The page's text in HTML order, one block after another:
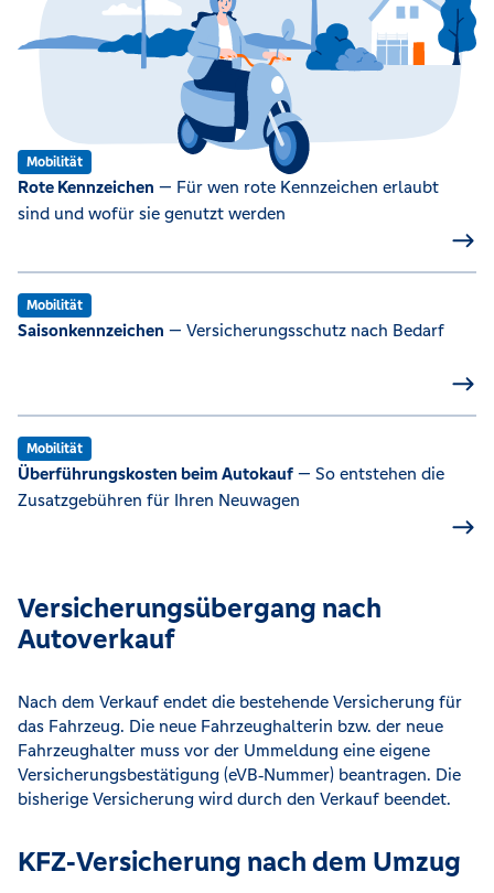
Mobilität
Rote Kennzeichen — Für wen rote Kennzeichen erlaubt
sind und wofür sie genutzt werden
Mobilität
Saisonkennzeichen — Versicherungsschutz nach Bedarf
Mobilität
Überführungskosten beim Autokauf — So entstehen die
Zusatzgebühren für Ihren Neuwagen
Versicherungsübergang nach
Autoverkauf
Nach dem Verkauf endet die bestehende Versicherung für
das Fahrzeug. Die neue Fahrzeughalterin bzw. der neue
Fahrzeughalter muss vor der Ummeldung eine eigene
Versicherungsbestätigung (eVB‑Nummer) beantragen. Die
bisherige Versicherung wird durch den Verkauf beendet.
KFZ‑Versicherung nach dem Umzug